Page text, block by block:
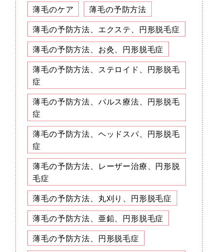
薄毛のケア
薄毛の予防方法
薄毛の予防方法、エクステ、円形脱毛症
薄毛の予防方法、お灸、円形脱毛症
薄毛の予防方法、ステロイド、円形脱毛
症
薄毛の予防方法、パルス療法、円形脱毛
症
薄毛の予防方法、ヘッドスパ、円形脱毛
症
薄毛の予防方法、レーザー治療、円形脱
毛症
薄毛の予防方法、丸刈り、円形脱毛症
薄毛の予防方法、亜鉛、円形脱毛症
薄毛の予防方法、円形脱毛症